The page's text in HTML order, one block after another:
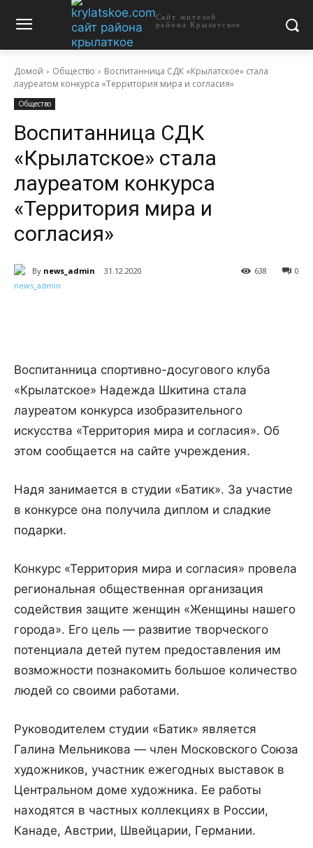
Сайт жителей
района Крылатское
Домой Общество
Воспитанница СДК «Крылатское» стала
лауреатом конкурса «Территория мира и согласия»
Общество
Воспитанница СДК
«Крылатское» стала
лауреатом конкурса
«Территория мира и
согласия»
By news_admin 31.12.2020 0
638
Воспитанница спортивно-досугового клуба
«Крылатское» Надежда Шкитина стала
лауреатом конкурса изобразительного
искусства «Территория мира и согласия». Об
этом сообщается на сайте учреждения.
Надя занимается в студии «Батик». За участие
в конкурсе она получила диплом и сладкие
подарки.
Конкурс «Территория мира и согласия» провела
региональная общественная организация
содействия защите женщин «Женщины нашего
города». Его цель — развитие творческого
потенциала детей путем предоставления им
возможности познакомить большое количество
людей со своими работами.
Руководителем студии «Батик» является
Галина Мельникова — член Московского Союза
художников, участник ежегодных выставок в
Центральном доме художника. Ее работы
находятся в частных коллекциях в России,
Канаде, Австрии, Швейцарии, Германии.